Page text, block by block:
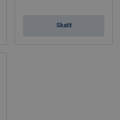
Skatīt